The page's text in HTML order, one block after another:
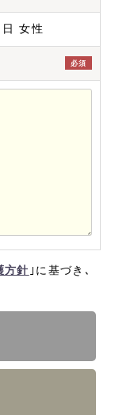
女性
必須
方針 ｣に基づき､